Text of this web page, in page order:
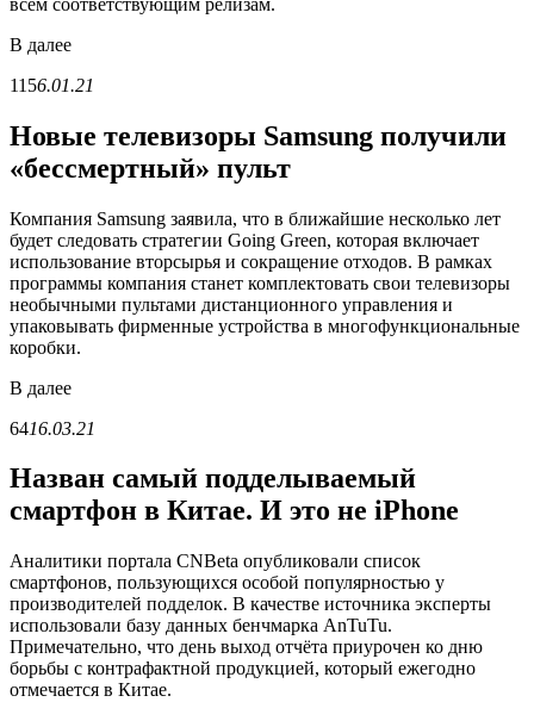
В далее
1156.01.21
Новые телевизоры Samsung получили
«бессмертный» пульт
Компания Samsung заявила, что в ближайшие несколько лет
будет следовать стратегии Going Green, которая включает
использование вторсырья и сокращение отходов. В рамках
программы компания станет комплектовать свои телевизоры
необычными пультами дистанционного управления и
упаковывать фирменные устройства в многофункциональные
коробки.
В далее
6416.03.21
Назван самый подделываемый
смартфон в Китае. И это не iPhone
Аналитики портала CNBeta опубликовали список
смартфонов, пользующихся особой популярностью у
производителей подделок. В качестве источника эксперты
использовали базу данных бенчмарка AnTuTu.
Примечательно, что день выход отчёта приурочен ко дню
борьбы с контрафактной продукцией, который ежегодно
отмечается в Китае.